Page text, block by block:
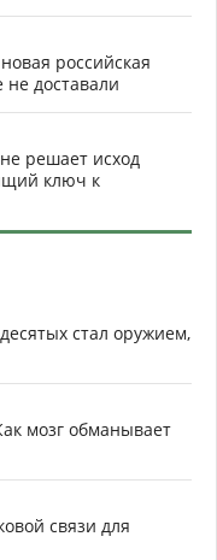
российская
не доставали
решает исход
ключ к
стал оружием,
мозг обманывает
связи для